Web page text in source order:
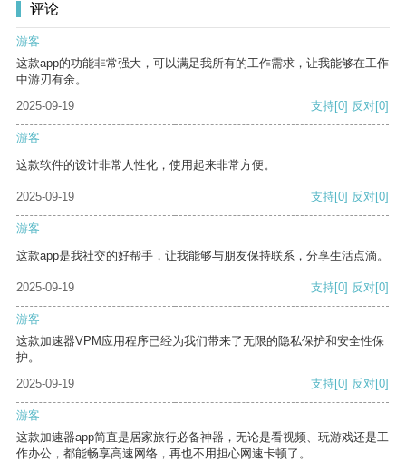
评论
游客
这款app的功能非常强大，可以满足我所有的工作需求，让我能够在工作
中游刃有余。
2025-09-19
支持[0] 反对[0]
游客
这款软件的设计非常人性化，使用起来非常方便。
2025-09-19 支持[0] 反对[0]
游客
这款app是我社交的好帮手，让我能够与朋友保持联系，分享生活点滴。
2025-09-19 支持[0] 反对[0]
游客
这款加速器VPM应用程序已经为我们带来了无限的隐私保护和安全性保
护。
2025-09-19
支持[0] 反对[0]
游客
这款加速器app简直是居家旅行必备神器，无论是看视频、玩游戏还是工
作办公，都能畅享高速网络，再也不用担心网速卡顿了。